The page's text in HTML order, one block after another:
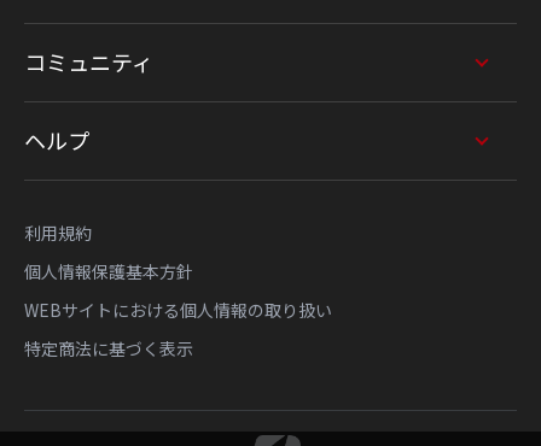
コミュニティ
ヘルプ
利用規約
個人情報保護基本方針
WEBサイトにおける個人情報の取り扱い
特定商法に基づく表示